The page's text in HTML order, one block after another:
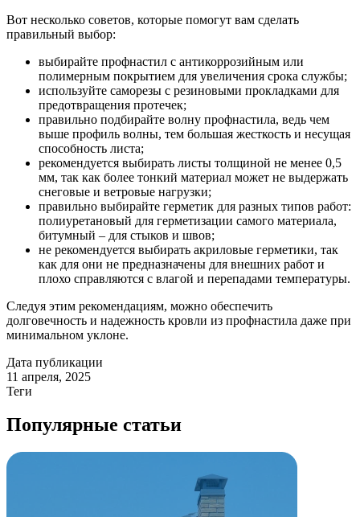
Вот несколько советов, которые помогут вам сделать
правильный выбор:
выбирайте профнастил с антикоррозийным или
полимерным покрытием для увеличения срока службы;
используйте саморезы с резиновыми прокладками для
предотвращения протечек;
правильно подбирайте волну профнастила, ведь чем
выше профиль волны, тем большая жесткость и несущая
способность листа;
рекомендуется выбирать листы толщиной не менее 0,5
мм, так как более тонкий материал может не выдержать
снеговые и ветровые нагрузки;
правильно выбирайте герметик для разных типов работ:
полиуретановый для герметизации самого материала,
битумный – для стыков и швов;
не рекомендуется выбирать акриловые герметики, так
как для они не предназначены для внешних работ и
плохо справляются с влагой и перепадами температуры.
Следуя этим рекомендациям, можно обеспечить
долговечность и надежность кровли из профнастила даже при
минимальном уклоне.
Дата публикации
11 апреля, 2025
Теги
Популярные статьи